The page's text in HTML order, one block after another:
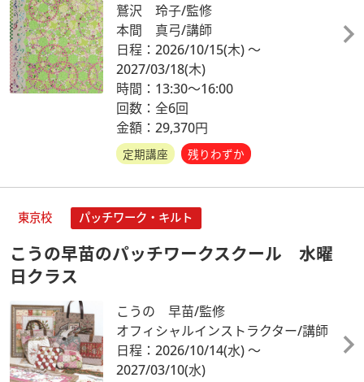
鷲沢 玲子/監修
本間 真弓/講師
日程：2026/10/15(木)～
2027/03/18(木)
時間：13:30～16:00
回数：全6回
金額：29,370円
定期講座 残りわずか
東京校 パッチワーク・キルト
こうの早苗のパッチワークスクール 水曜
日クラス
こうの 早苗/監修
オフィシャルインストラクター/講師
日程：2026/10/14(水)～
2027/03/10(水)